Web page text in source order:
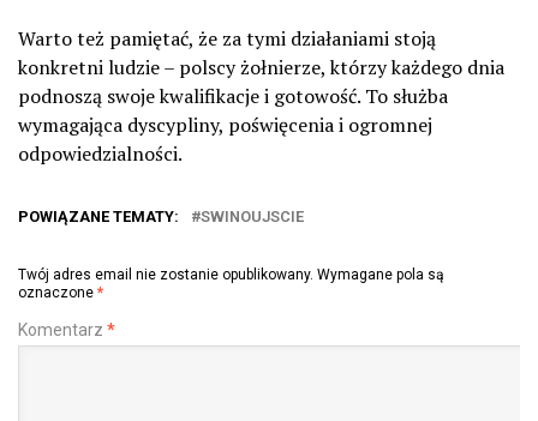
Warto też pamiętać, że za tymi działaniami stoją
konkretni ludzie – polscy żołnierze, którzy każdego dnia
podnoszą swoje kwalifikacje i gotowość. To służba
wymagająca dyscypliny, poświęcenia i ogromnej
odpowiedzialności.
POWIĄZANE TEMATY: SWINOUJSCIE
Twój adres email nie zostanie opublikowany. Wymagane pola są
oznaczone *
Komentarz *